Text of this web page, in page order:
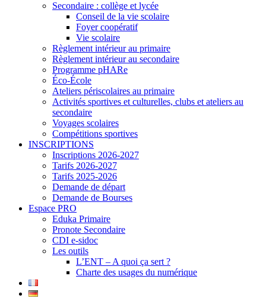
Secondaire : collège et lycée
Conseil de la vie scolaire
Foyer coopératif
Vie scolaire
Règlement intérieur au primaire
Règlement intérieur au secondaire
Programme pHARe
Éco-École
Ateliers périscolaires au primaire
Activités sportives et culturelles, clubs et ateliers au
secondaire
Voyages scolaires
Compétitions sportives
INSCRIPTIONS
Inscriptions 2026-2027
Tarifs 2026-2027
Tarifs 2025-2026
Demande de départ
Demande de Bourses
Espace PRO
Eduka Primaire
Pronote Secondaire
CDI e-sidoc
Les outils
L’ENT – A quoi ça sert ?
Charte des usages du numérique